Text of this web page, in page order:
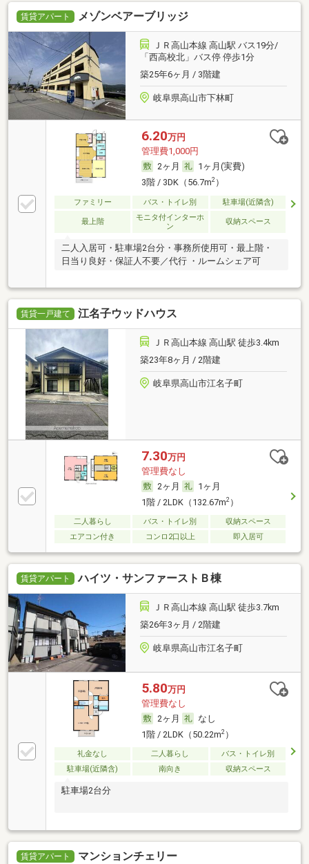
賃貸アパート メゾンベアーブリッジ
ＪＲ高山本線 高山駅 バス19分/
「西高校北」バス停 停歩1分
築25年6ヶ月 / 3階建
岐阜県高山市下林町
6.20万円
管理費1,000円
2ヶ月
1ヶ月(実費)
3階 / 3DK（56.7m2）
ファミリー バス・トイレ別 駐車場(近隣含)
最上階
モニタ付インターホ
ン
収納スペース
二人入居可・駐車場2台分・事務所使用可・最上階・
日当り良好・保証人不要／代行 ・ルームシェア可
賃貸一戸建て 江名子ウッドハウス
ＪＲ高山本線 高山駅 徒歩3.4km
築23年8ヶ月 / 2階建
岐阜県高山市江名子町
7.30万円
管理費なし
2ヶ月
1ヶ月
1階 / 2LDK（132.67m2）
二人暮らし バス・トイレ別
収納スペース
エアコン付き
コンロ2口以上 即入居可
賃貸アパート ハイツ・サンファーストＢ棟
ＪＲ高山本線 高山駅 徒歩3.7km
築26年3ヶ月 / 2階建
岐阜県高山市江名子町
5.80万円
管理費なし
2ヶ月
なし
1階 / 2LDK（50.22m2）
礼金なし 二人暮らし
バス・トイレ別
駐車場(近隣含)
南向き 収納スペース
駐車場2台分
賃貸アパート マンションチェリー